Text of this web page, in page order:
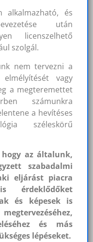
alkalmazható, és
után
licenszelhető
szolgál.
nem tervezni a
vagy
a megteremettet
számunkra
a hevítéses
széleskörű
az általunk,
szabadalmi
eljárást piacra
érdeklődőket
és képesek is
és más
lépéseket.